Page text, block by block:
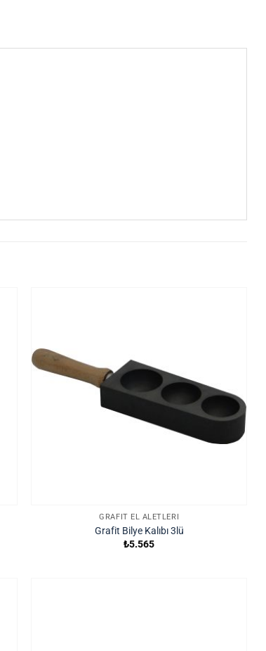
GRAFIT EL ALETLERI
Grafit Bilye Kalıbı 3lü
₺5.565